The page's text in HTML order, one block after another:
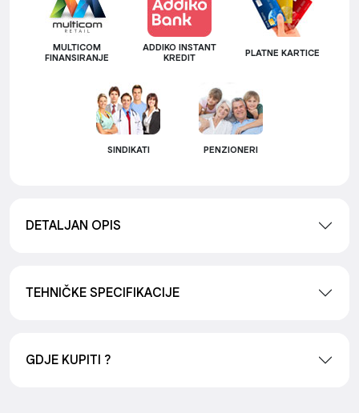
MULTICOM
FINANSIRANJE
ADDIKO INSTANT
KREDIT
PLATNE KARTICE
SINDIKATI PENZIONERI
DETALJAN OPIS
TEHNIČKE SPECIFIKACIJE
GDJE KUPITI ?